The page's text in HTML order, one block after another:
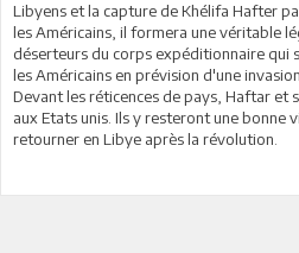
Libyens et la capture de Khélifa Hafter
les Américains, il formera une véritable
déserteurs du corps expéditionnaire qui
les Américains en prévision d'une
Devant les réticences de pays, Haftar et
aux Etats unis. Ils y resteront une bonne
retourner en Libye après la révolution.